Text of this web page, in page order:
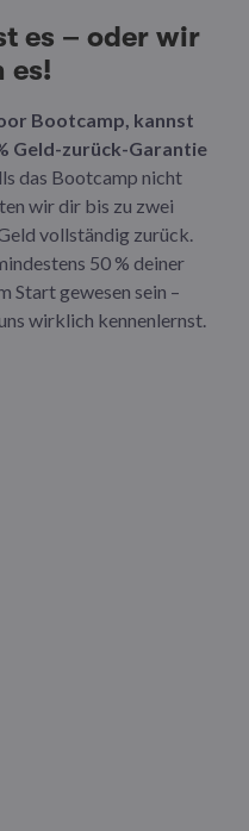
es – oder wir
es!
Bootcamp, kannst
Geld-zurück-Garantie
das Bootcamp nicht
wir dir bis zu zwei
vollständig zurück.
50 % deiner
Start gewesen sein –
wirklich kennenlernst.